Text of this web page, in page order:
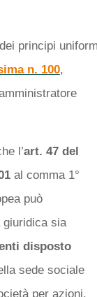
principi
n. 100,
l’art. 47 del
al comma 1°
può
giuridica sia
disposto
sede sociale
per azioni.